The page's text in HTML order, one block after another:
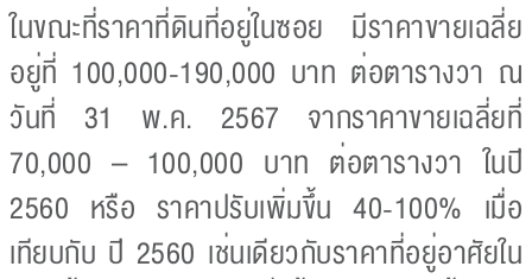
ในขณะที่ราคาที่ดินที่อยู่ในซอย มีราคาขายเฉลี่ย
อยู่ที่ 100,000-190,000 บาท ต่อตารางวา ณ
วันที่ 31 พ.ค. 2567 จากราคาขายเฉลี่ยที่
70,000 – 100,000 บาท ต่อตารางวา ในปี
2560 หรือ ราคาปรับเพิ่มขึ้น 40-100% เมื่อ
เทียบกับ ปี 2560 เช่นเดียวกับราคาที่อยู่อาศัยใน